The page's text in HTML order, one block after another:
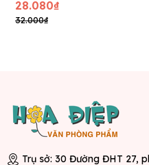
28.080₫
32.000₫
Trụ sở: 30 Đường ĐHT 27,